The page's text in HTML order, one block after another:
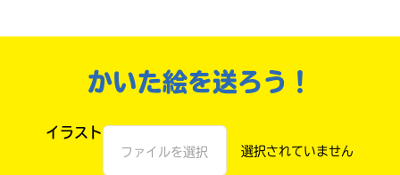
かいた絵を送ろう！
イラスト
ファイルを選択